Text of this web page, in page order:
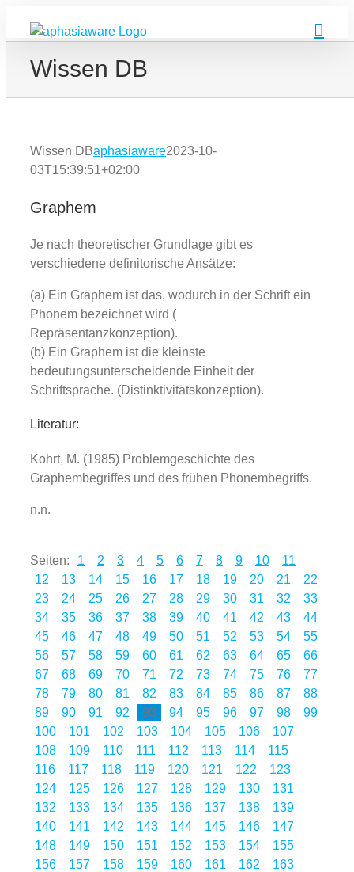
Inhalt
Wissen DB
Wissen DBaphasiaware2023-10-
03T15:39:51+02:00
Graphem
Je nach theoretischer Grundlage gibt es
verschiedene definitorische Ansätze:
(a) Ein Graphem ist das, wodurch in der Schrift ein
Phonem bezeichnet wird (
Repräsentanzkonzeption).
(b) Ein Graphem ist die kleinste
bedeutungsunterscheidende Einheit der
Schriftsprache. (Distinktivitätskonzeption).
Literatur:
Kohrt, M. (1985) Problemgeschichte des
Graphembegriffes und des frühen Phonembegriffs.
n.n.
Seiten: 1 2 3 4 5 6 7 8 9 10
11
12
13 14 15 16 17 18 19 20 21
22
23
24 25 26 27 28 29 30 31 32
33
34
35 36 37 38 39 40 41 42 43
44
45
46 47 48 49 50 51 52 53 54
55
56
57 58 59 60 61 62 63 64 65
66
67
68 69 70 71 72 73 74 75 76
77
78
79 80 81 82 83 84 85 86 87
88
89
90 91 92 93 94 95 96 97 98
99
100
101 102 103 104 105 106
107
108
109 110 111 112 113 114
115
116
117 118 119 120 121 122
123
124
125 126 127 128 129 130
131
132
133 134 135 136 137 138
139
140
141 142 143 144 145 146
147
148
149 150 151 152 153 154
155
156
157 158 159 160 161 162
163